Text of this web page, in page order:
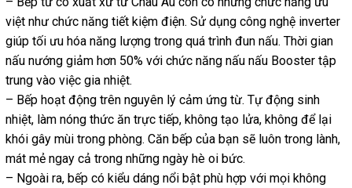
việt như chức năng tiết kiệm điện. Sử dụng công nghệ inverter
giúp tối ưu hóa năng lượng trong quá trình đun nấu. Thời gian
nấu nướng giảm hơn 50% với chức năng nấu nấu Booster tập
trung vào việc gia nhiệt.
– Bếp hoạt động trên nguyên lý cảm ứng từ. Tự động sinh
nhiệt, làm nóng thức ăn trực tiếp, không tạo lửa, không để lại
khói gây mùi trong phòng. Căn bếp của bạn sẽ luôn trong lành,
mát mẻ ngay cả trong những ngày hè oi bức.
– Ngoài ra, bếp có kiểu dáng nổi bật phù hợp với mọi không